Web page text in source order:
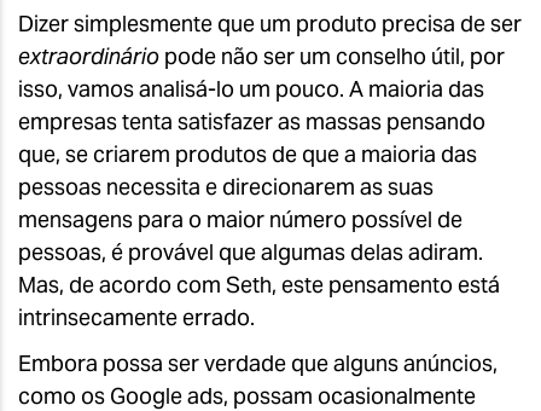
Dizer simplesmente que um produto precisa de ser
extraordinário pode não ser um conselho útil, por
isso, vamos analisá-lo um pouco. A maioria das
empresas tenta satisfazer as massas pensando
que, se criarem produtos de que a maioria das
pessoas necessita e direcionarem as suas
mensagens para o maior número possível de
pessoas, é provável que algumas delas adiram.
Mas, de acordo com Seth, este pensamento está
intrinsecamente errado.
Embora possa ser verdade que alguns anúncios,
como os Google ads, possam ocasionalmente